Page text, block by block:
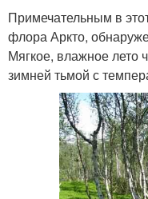
Примечательным в
флора Аркто,
Мягкое, влажное лето
зимней тьмой с